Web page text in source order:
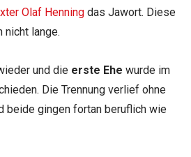
Olaf Henning das Jawort. Diese
nicht lange.
und die erste Ehe wurde im
Die Trennung verlief ohne
beide gingen fortan beruflich wie